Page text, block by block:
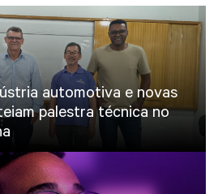
automotiva e novas
palestra técnica no